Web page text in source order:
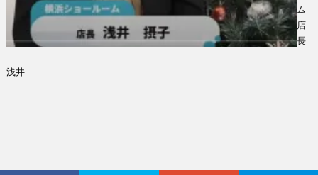
ム
店
長
浅井